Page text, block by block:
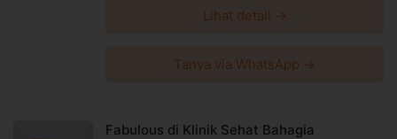
Lihat detail →
Tanya via WhatsApp →
Fabulous di Klinik Sehat Bahagia